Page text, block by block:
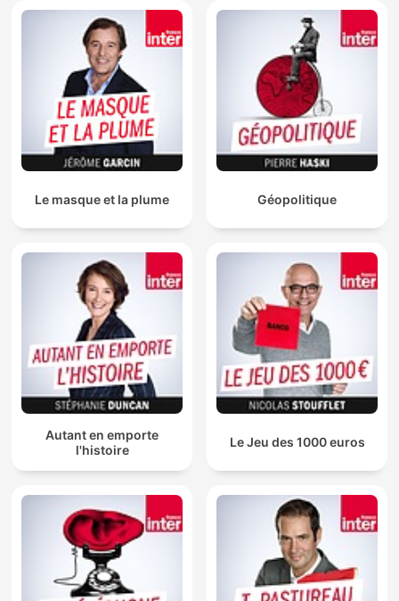
Le masque et la plume Géopolitique
Autant en emporte
l'histoire
Le Jeu des 1000 euros